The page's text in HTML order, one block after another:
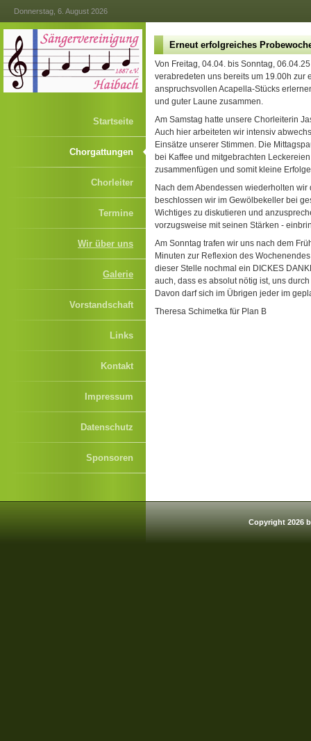
Donnerstag, 6. August 2026
Startseite
Chorgattungen
Chorleiter
Termine
Wir über uns
Galerie
Vorstandschaft
Links
Kontakt
Impressum
Datenschutz
Sponsoren
Erneut erfolgreiches
Von Freitag, 04.04. bis Sonntag,
verabredeten uns bereits um 19.00h
anspruchsvollen Acapella-Stücks
und guter Laune zusammen.
Am Samstag hatte unsere Chorleiterin
Auch hier arbeiteten wir intensiv
Einsätze unserer Stimmen. Die
bei Kaffee und mitgebrachten
zusammenfügen und somit kleine
Nach dem Abendessen wiederholten
beschlossen wir im Gewölbekeller bei
Wichtiges zu diskutieren und
vorzugsweise mit seinen Stärken -
Am Sonntag trafen wir uns nach dem
Minuten zur Reflexion des
dieser Stelle nochmal ein DICKES
auch, dass es absolut nötig ist, uns
Davon darf sich im Übrigen jeder im
Theresa Schimetka für Plan B
Copyright 2026